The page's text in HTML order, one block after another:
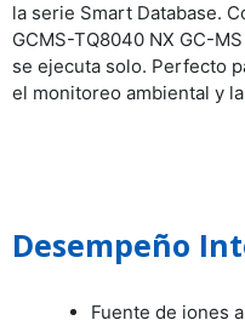
la serie Smart Database.
GCMS-TQ8040 NX GC-
se ejecuta solo. Perfecto
el monitoreo ambiental y
Desempeño
Fuente de iones